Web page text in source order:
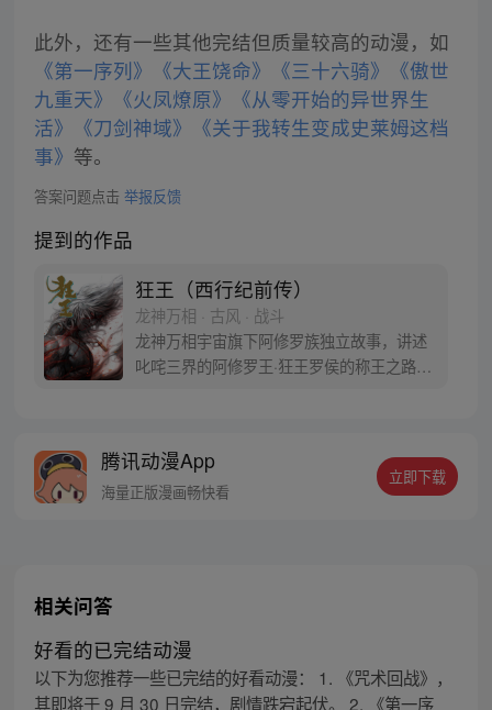
此外，还有一些其他完结但质量较高的动漫，如
《第一序列》
《大王饶命》 《三十六骑》
《傲世
九重天》
《火凤燎原》
《从零开始的异世界生
活》
《刀剑神域》
《关于我转生变成史莱姆这档
事》 等。
答案问题点击 举报反馈
提到的作品
狂王（西行纪前传）
龙神万相 · 古风 · 战斗
龙神万相宇宙旗下阿修罗族独立故事，讲述
叱咤三界的阿修罗王·狂王罗侯的称王之路。
有鱼最终背负挚友的信念成为阿修罗王—狂
王，更名罗侯。天界与阿修罗的百年大战随
腾讯动漫App
海量正版漫画畅快看
立即下载
相关问答
好看的已完结动漫
以下为您推荐一些已完结的好看动漫： 1. 《咒术回战》，
其即将于 9 月 30 日完结，剧情跌宕起伏。 2. 《第一序